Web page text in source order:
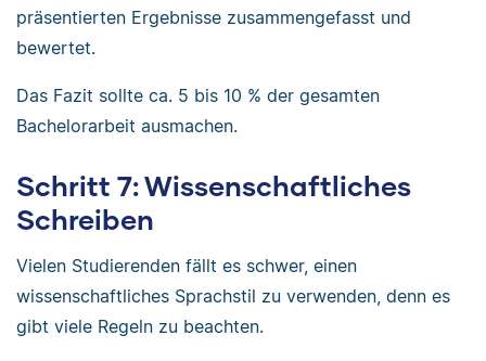
präsentierten Ergebnisse zusammengefasst und
bewertet.
Das Fazit sollte ca. 5 bis 10 % der gesamten
Bachelorarbeit ausmachen.
Schritt 7: Wissenschaftliches
Schreiben
Vielen Studierenden fällt es schwer, einen
wissenschaftliches Sprachstil zu verwenden, denn es
gibt viele Regeln zu beachten.